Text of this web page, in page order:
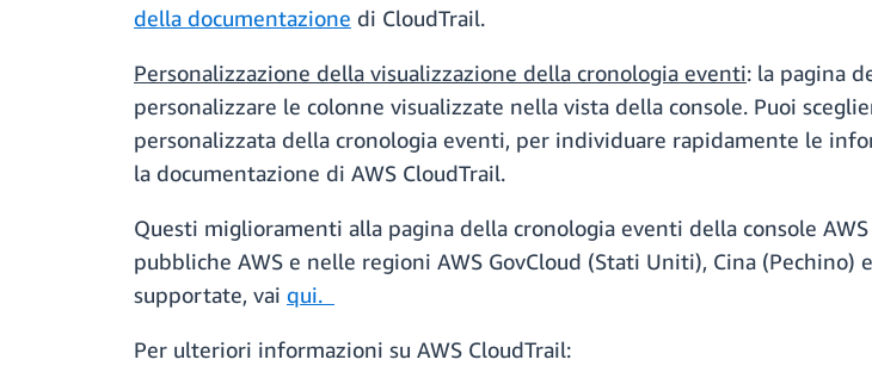
della documentazione di CloudTrail.
Personalizzazione della visualizzazione della cronologia eventi: la pagina
personalizzare le colonne visualizzate nella vista della console. Puoi
personalizzata della cronologia eventi, per individuare rapidamente le
la documentazione di AWS CloudTrail.
Questi miglioramenti alla pagina della cronologia eventi della console
pubbliche AWS e nelle regioni AWS GovCloud (Stati Uniti), Cina
supportate, vai qui.
Per ulteriori informazioni su AWS CloudTrail: